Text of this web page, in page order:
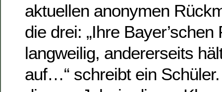
aktuellen anonymen
die drei: „Ihre
langweilig, andererseits
auf…“ schreibt ein